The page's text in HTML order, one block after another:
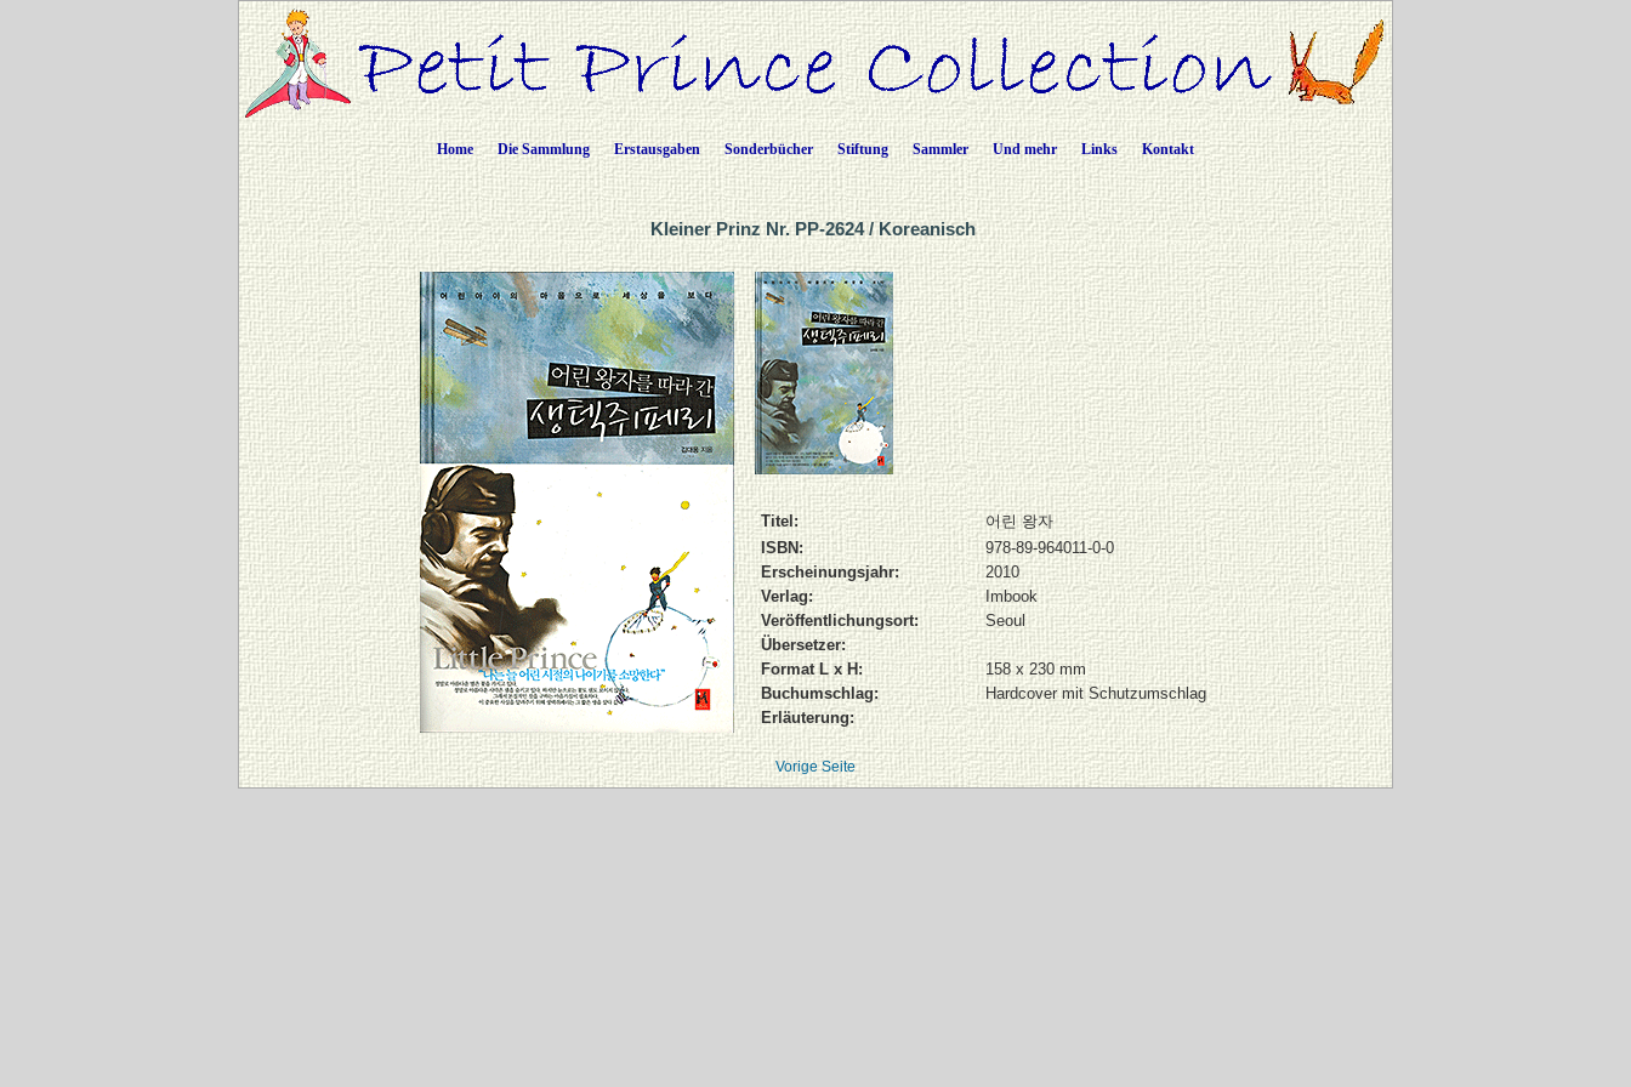
Home Die Sammlung Erstausgaben Sonderbücher Stiftung Sammler Und mehr Links Kontakt
Kleiner Prinz Nr. PP-2624 / Koreanisch
Titel:
어린 왕자
ISBN:
978-89-964011-0-0
Erscheinungsjahr:
2010
Verlag:
Imbook
Veröffentlichungsort:
Seoul
Übersetzer:
Format L x H:
158 x 230 mm
Buchumschlag:
Hardcover mit Schutzumschlag
Erläuterung:
Vorige Seite